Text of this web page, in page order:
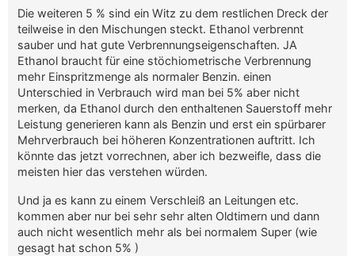
Die weiteren 5 % sind ein Witz zu dem restlichen Dreck der
teilweise in den Mischungen steckt. Ethanol verbrennt
sauber und hat gute Verbrennungseigenschaften. JA
Ethanol braucht für eine stöchiometrische Verbrennung
mehr Einspritzmenge als normaler Benzin. einen
Unterschied in Verbrauch wird man bei 5% aber nicht
merken, da Ethanol durch den enthaltenen Sauerstoff mehr
Leistung generieren kann als Benzin und erst ein spürbarer
Mehrverbrauch bei höheren Konzentrationen auftritt. Ich
könnte das jetzt vorrechnen, aber ich bezweifle, dass die
meisten hier das verstehen würden.
Und ja es kann zu einem Verschleiß an Leitungen etc.
kommen aber nur bei sehr sehr alten Oldtimern und dann
auch nicht wesentlich mehr als bei normalem Super (wie
gesagt hat schon 5% )